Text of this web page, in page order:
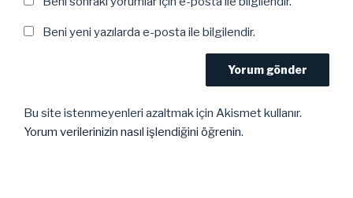
Beni yeni yazılarda e-posta ile bilgilendir.
Bu site istenmeyenleri azaltmak için Akismet kullanır.
Yorum verilerinizin nasıl işlendiğini öğrenin.